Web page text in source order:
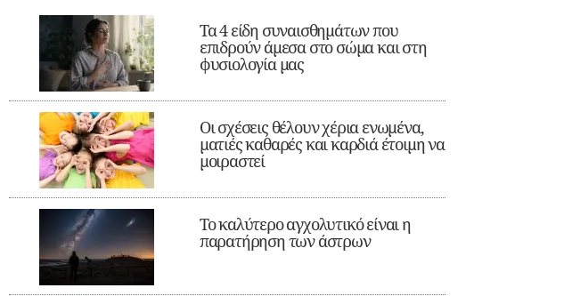
Τα 4 είδη συναισθημάτων που
επιδρούν άμεσα στο σώμα και στη
φυσιολογία μας
Οι σχέσεις θέλουν χέρια ενωμένα,
ματιές καθαρές και καρδιά έτοιμη να
μοιραστεί
Το καλύτερο αγχολυτικό είναι η
παρατήρηση των άστρων